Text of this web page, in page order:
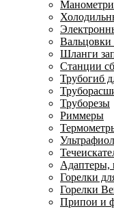
Вальцовки
Шланги
Станции
Трубогиб
Труборезы
Риммеры
Адаптеры,
Горелки
Горелки
Припои и